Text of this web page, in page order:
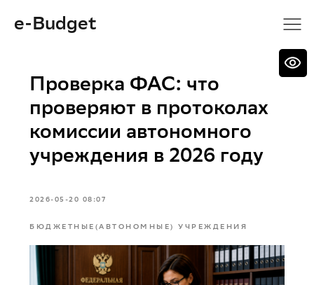
e-Budget
Проверка ФАС: что
проверяют в протоколах
комиссии автономного
учреждения в 2026 году
2026-05-20 08:07
БЮДЖЕТНЫЕ(АВТОНОМНЫЕ) УЧРЕЖДЕНИЯ